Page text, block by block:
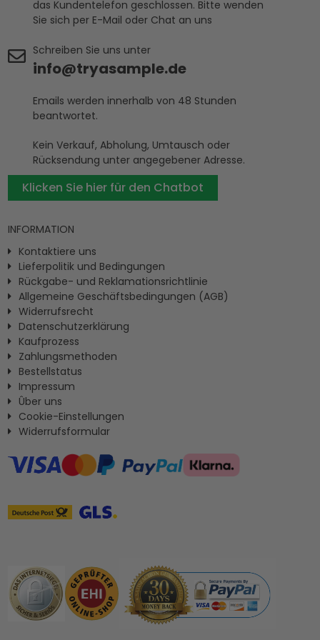
das Kundentelefon geschlossen. Bitte wenden
Sie sich per E-Mail oder Chat an uns
Schreiben Sie uns unter
info@tryasample.de
Emails werden innerhalb von 48 Stunden
beantwortet.
Kein Verkauf, Abholung, Umtausch oder
Rücksendung unter angegebener Adresse.
Klicken Sie hier für den Chatbot
INFORMATION
Kontaktiere uns
Lieferpolitik und Bedingungen
Rückgabe- und Reklamationsrichtlinie
Allgemeine Geschäftsbedingungen (AGB)
Widerrufsrecht
Datenschutzerklärung
Kaufprozess
Zahlungsmethoden
Bestellstatus
Impressum
Ûber uns
Cookie-Einstellungen
Widerrufsformular